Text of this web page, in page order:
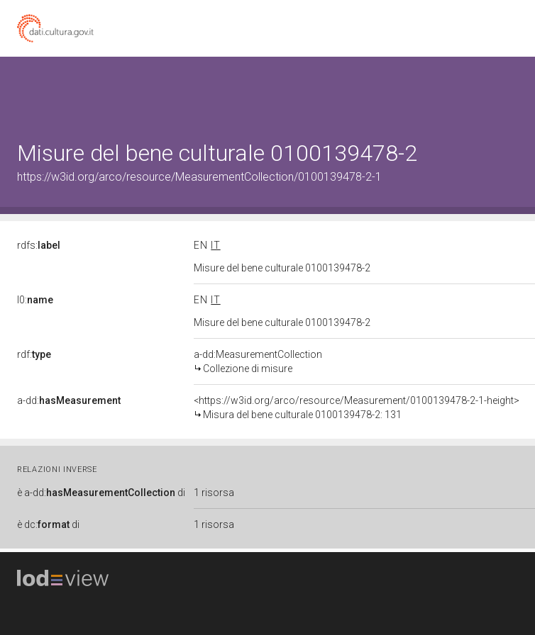
Misure del bene culturale 0100139478-2
https://w3id.org/arco/resource/MeasurementCollection/0100139478-2-1
rdfs: label EN
IT
Misure del bene culturale 0100139478-2
l0:name EN
IT
Misure del bene culturale 0100139478-2
rdf:type
a-dd:MeasurementCollection
Collezione di misure
a-dd:hasMeasurement
<https://w3id.org/arco/resource/Measurement/0100139478-2-1-height>
Misura del bene culturale 0100139478-2: 131
RELAZIONI INVERSE
è a-dd:hasMeasurementCollection di 1 risorsa
è dc:format di 1 risorsa